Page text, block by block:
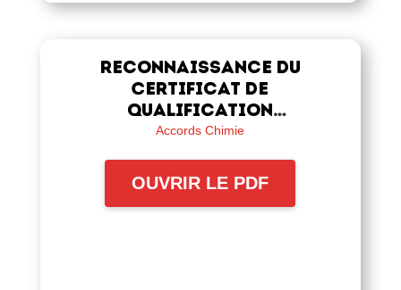
Reconnaissance du
Certificat de
Qualification
Professionnelle Technico-
Accords Chimie
OUVRIR LE PDF